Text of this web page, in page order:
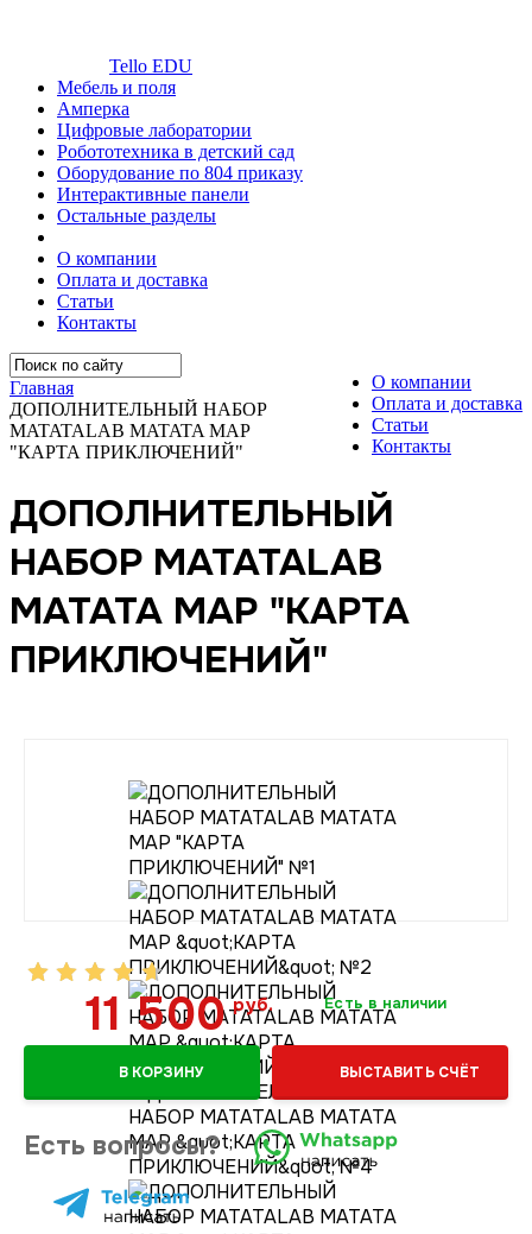
Tello EDU
Мебель и поля
Амперка
Цифровые лаборатории
Робототехника в детский сад
Оборудование по 804 приказу
Интерактивные панели
Остальные разделы
О компании
Оплата и доставка
Статьи
Контакты
О компании
Оплата и доставка
Статьи
Контакты
Главная
ДОПОЛНИТЕЛЬНЫЙ НАБОР
MATATALAB MATATA MAP
"КАРТА ПРИКЛЮЧЕНИЙ"
ДОПОЛНИТЕЛЬНЫЙ
НАБОР MATATALAB
MATATA MAP "КАРТА
ПРИКЛЮЧЕНИЙ"
11 500руб. Есть в наличии
В КОРЗИНУ ВЫСТАВИТЬ СЧЁТ
Есть вопросы?